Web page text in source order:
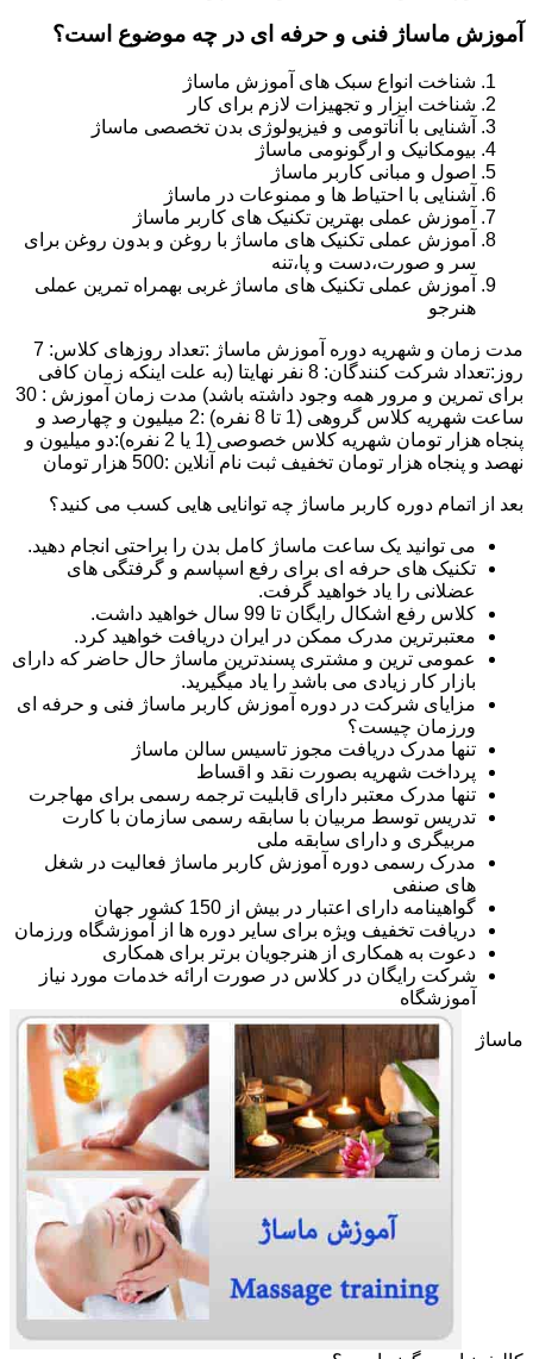
آموزش ماساژ فنی و حرفه ای در چه موضوع است؟
شناخت انواع سبک های آموزش ماساژ
شناخت ابزار و تجهیزات لازم برای کار
آشنایی با آناتومی و فیزیولوژی بدن تخصصی ماساژ
بیومکانیک و ارگونومی ماساژ
اصول و مبانی کاربر ماساژ
آشنایی با احتیاط ها و ممنوعات در ماساژ
آموزش عملی بهترین تکنیک های کاربر ماساژ
آموزش عملی تکنیک های ماساژ با روغن و بدون روغن برای
سر و صورت،دست و پا،تنه
آموزش عملی تکنیک های ماساژ غربی بهمراه تمرین عملی
هنرجو
مدت زمان و شهریه دوره آموزش ماساژ :تعداد روزهای کلاس: 7
روز:تعداد شرکت کنندگان: 8 نفر نهایتا (به علت اینکه زمان کافی
برای تمرین و مرور همه وجود داشته باشد) مدت زمان آموزش : 30
ساعت شهریه کلاس گروهی (1 تا 8 نفره) :2 میلیون و چهارصد و
پنجاه هزار تومان شهریه کلاس خصوصی (1 یا 2 نفره):دو میلیون و
نهصد و پنجاه هزار تومان تخفیف ثبت نام آنلاین :500 هزار تومان
بعد از اتمام دوره کاربر ماساژ چه توانایی هایی کسب می کنید؟
می توانید یک ساعت ماساژ کامل بدن را براحتی انجام دهید.
تکنیک های حرفه ای برای رفع اسپاسم و گرفتگی های
عضلانی را یاد خواهید گرفت.
کلاس رفع اشکال رایگان تا 99 سال خواهید داشت.
معتبرترین مدرک ممکن در ایران دریافت خواهید کرد.
عمومی ترین و مشتری پسندترین ماساژ حال حاضر که دارای
بازار کار زیادی می باشد را یاد میگیرید.
مزایای شرکت در دوره آموزش کاربر ماساژ فنی و حرفه ای
ورزمان چیست؟
تنها مدرک دریافت مجوز تاسیس سالن ماساژ
پرداخت شهریه بصورت نقد و اقساط
تنها مدرک معتبر دارای قابلیت ترجمه رسمی برای مهاجرت
تدریس توسط مربیان با سابقه رسمی سازمان با کارت
مربیگری و دارای سابقه ملی
مدرک رسمی دوره آموزش کاربر ماساژ فعالیت در شغل
های صنفی
گواهینامه دارای اعتبار در بیش از 150 کشور جهان
دریافت تخفیف ویژه برای سایر دوره ها از آموزشگاه ورزمان
دعوت به همکاری از هنرجویان برتر برای همکاری
شرکت رایگان در کلاس در صورت ارائه خدمات مورد نیاز
آموزشگاه
ماساژ